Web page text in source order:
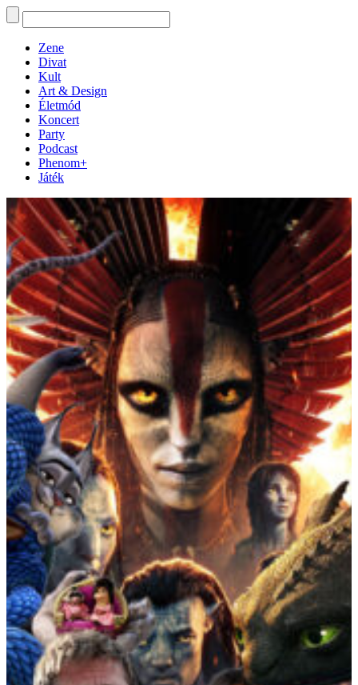
Zene
Divat
Kult
Art & Design
Életmód
Koncert
Party
Podcast
Phenom+
Játék